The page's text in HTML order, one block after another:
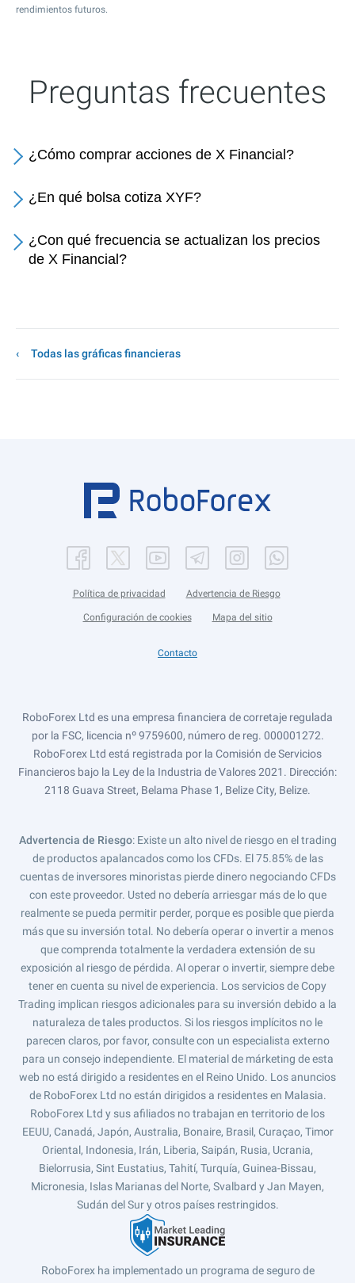
rendimientos futuros.
Preguntas frecuentes
¿Cómo comprar acciones de X Financial?
¿En qué bolsa cotiza XYF?
¿Con qué frecuencia se actualizan los precios
de X Financial?
Todas las gráficas financieras
Política de privacidad Advertencia de Riesgo
Configuración de cookies Mapa del sitio
Contacto
RoboForex Ltd es una empresa financiera de corretaje regulada
por la FSC, licencia nº 9759600, número de reg. 000001272.
RoboForex Ltd está registrada por la Comisión de Servicios
Financieros bajo la Ley de la Industria de Valores 2021. Dirección:
2118 Guava Street, Belama Phase 1, Belize City, Belize.
Advertencia de Riesgo: Existe un alto nivel de riesgo en el trading
de productos apalancados como los CFDs. El 75.85% de las
cuentas de inversores minoristas pierde dinero negociando CFDs
con este proveedor. Usted no debería arriesgar más de lo que
realmente se pueda permitir perder, porque es posible que pierda
más que su inversión total. No debería operar o invertir a menos
que comprenda totalmente la verdadera extensión de su
exposición al riesgo de pérdida. Al operar o invertir, siempre debe
tener en cuenta su nivel de experiencia. Los servicios de Copy
Trading implican riesgos adicionales para su inversión debido a la
naturaleza de tales productos. Si los riesgos implícitos no le
parecen claros, por favor, consulte con un especialista externo
para un consejo independiente. El material de márketing de esta
web no está dirigido a residentes en el Reino Unido. Los anuncios
de RoboForex Ltd no están dirigidos a residentes en Malasia.
RoboForex Ltd y sus afiliados no trabajan en territorio de los
EEUU, Canadá, Japón, Australia, Bonaire, Brasil, Curaçao, Timor
Oriental, Indonesia, Irán, Liberia, Saipán, Rusia, Ucrania,
Bielorrusia, Sint Eustatius, Tahití, Turquía, Guinea-Bissau,
Micronesia, Islas Marianas del Norte, Svalbard y Jan Mayen,
Sudán del Sur y otros países restringidos.
RoboForex ha implementado un programa de seguro de